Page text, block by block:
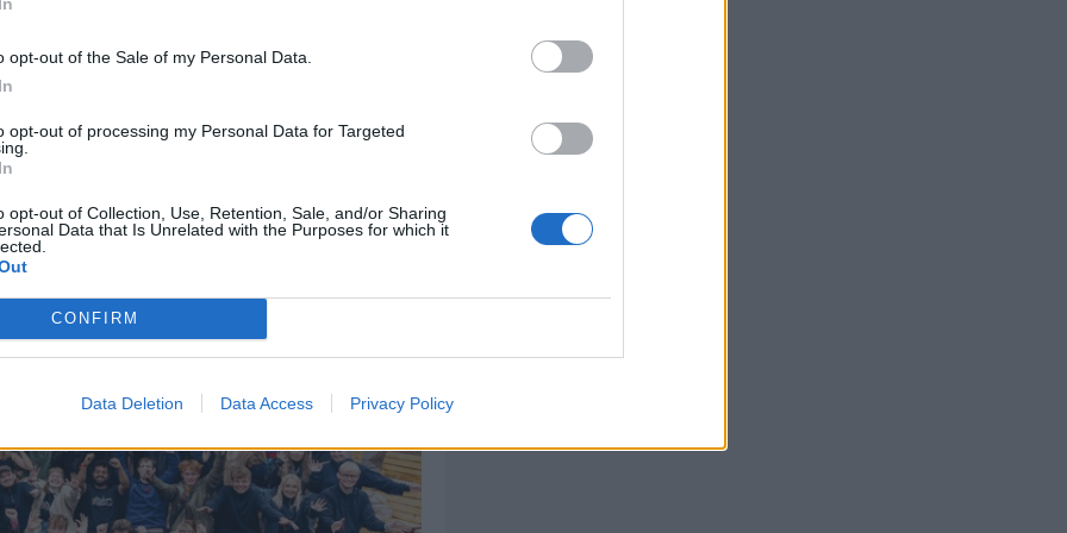
opt-out of the Sale of my Personal Data.
opt-out of processing my Personal Data for Targeted
opt-out of Collection, Use, Retention, Sale, and/or Sharing
Data that Is Unrelated with the Purposes for which it
CONFIRM
Data Deletion Data Access Privacy Policy
i gang, samtidig med at vi forbereder
Marie Louise Klitgaard, der er
og drives i samarbejde med Critical
fonden og en række af landets